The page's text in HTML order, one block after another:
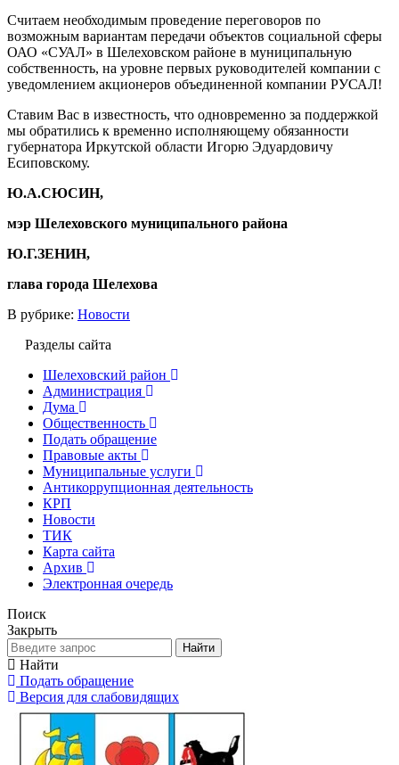
Считаем необходимым проведение переговоров по
возможным вариантам передачи объектов социальной сферы
ОАО «СУАЛ» в Шелеховском районе в муниципальную
собственность, на уровне первых руководителей компании с
уведомлением акционеров объединенной компании РУСАЛ!
Ставим Вас в известность, что одновременно за поддержкой
мы обратились к временно исполняющему обязанности
губернатора Иркутской области Игорю Эдуардовичу
Есиповскому.
Ю.А.СЮСИН,
мэр Шелеховского муниципального района
Ю.Г.ЗЕНИН,
глава города Шелехова
В рубрике: Новости
Разделы сайта
Шелеховский район
Администрация
Дума
Общественность
Подать обращение
Правовые акты
Муниципальные услуги
Антикоррупционная деятельность
КРП
Новости
ТИК
Карта сайта
Архив
Электронная очередь
Поиск
Закрыть
Найти
Найти
Подать обращение
Версия для слабовидящих